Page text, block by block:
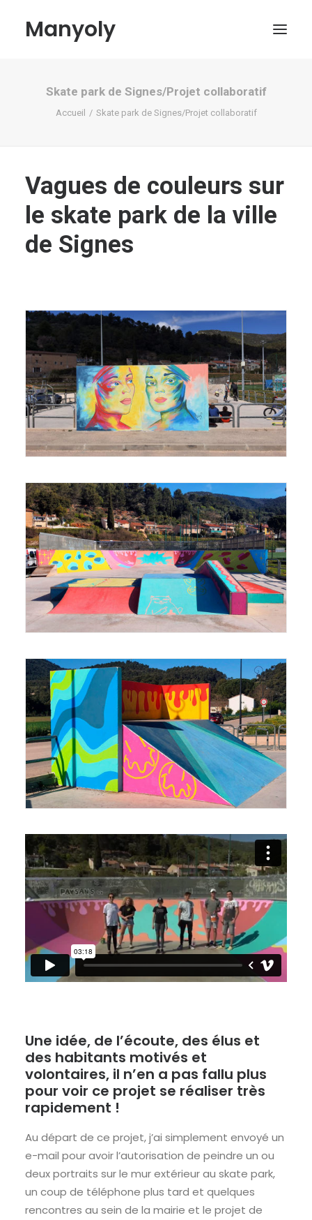
Manyoly
Tableaux
Boutique
Contact
Mon compte
Recherche
Panier
Skate park de Signes/Projet collaboratif
Accueil Skate park de Signes/Projet collaboratif
Vagues de couleurs sur
le skate park de la ville
de Signes
Une idée, de l’écoute, des élus et
des habitants motivés et
volontaires, il n’en a pas fallu plus
pour voir ce projet se réaliser très
rapidement !
Au départ de ce projet, j’ai simplement envoyé un
e-mail pour avoir l’autorisation de peindre un ou
deux portraits sur le mur extérieur au skate park,
un coup de téléphone plus tard et quelques
rencontres au sein de la mairie et le projet de